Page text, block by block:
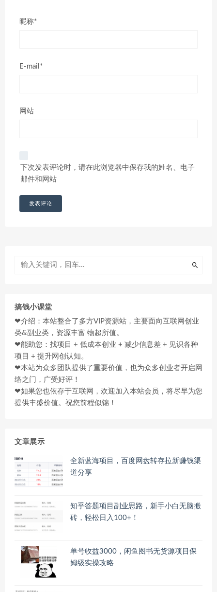
昵称*
E-mail*
网站
下次发表评论时，请在此浏览器中保存我的姓名、电子
邮件和网站
搞钱小课堂
❤介绍：本站整合了多方VIP资源站，主要面向互联网创业
类&副业类，资源丰富 物超所值。
❤能助您：找项目 + 低成本创业 + 减少信息差 + 见识各种
项目 + 提升网创认知。
❤本站为众多团队提供了重要价值，也为众多创业者开启网
络之门，广受好评！
❤如果您也依存于互联网，欢迎加入本站会员，将尽早为您
提供丰盛价值。祝您前程似锦！
文章展示
全新蓝海项目，百度网盘转存拉新赚钱渠
道分享
知乎答题项目副业思路，新手小白无脑搬
砖，轻松日入100+！
单号收益3000，闲鱼图书无货源项目保
姆级实操攻略